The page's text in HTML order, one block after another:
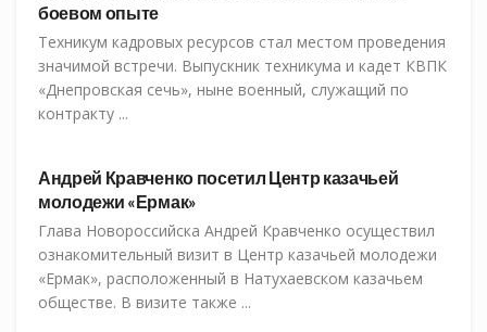
боевом опыте
Техникум кадровых ресурсов стал местом проведения
значимой встречи. Выпускник техникума и кадет КВПК
«Днепровская сечь», ныне военный, служащий по
контракту ...
Андрей Кравченко посетил Центр казачьей
молодежи «Ермак»
Глава Новороссийска Андрей Кравченко осуществил
ознакомительный визит в Центр казачьей молодежи
«Ермак», расположенный в Натухаевском казачьем
обществе. В визите также ...